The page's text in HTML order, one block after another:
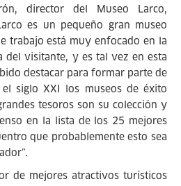
director del Museo Larco,
es un pequeño gran museo
trabajo está muy enfocado en la
del visitante, y es tal vez en esta
destacar para formar parte de
siglo XXI los museos de éxito
tesoros son su colección y
en la lista de los 25 mejores
que probablemente esto sea
de mejores atractivos turísticos